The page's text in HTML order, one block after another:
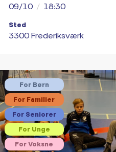
09/10 / 18:30
Sted
3300 Frederiksværk
For Børn
For Familier
For Seniorer
For Unge
For Voksne